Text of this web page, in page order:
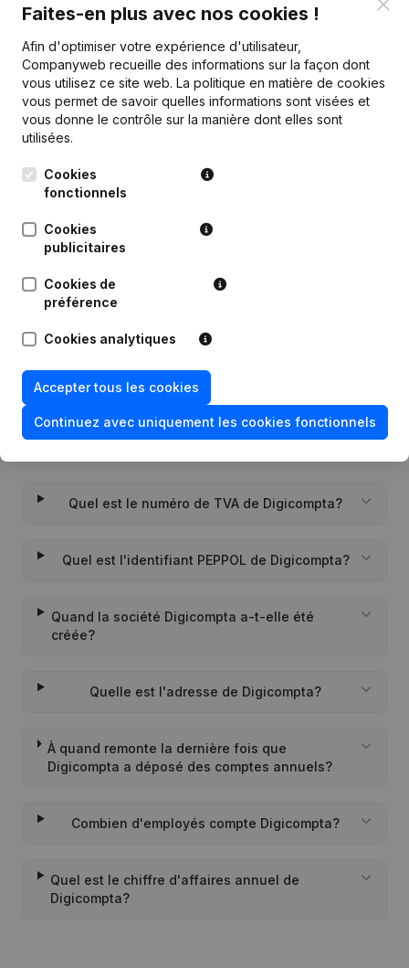
Capitaux propres €91 095 € 150 227 € 112 371
Marge brute € 128 274 €75 172 €80 992 €
Personnel 0,3 0,5
Succursale, etc...)
Quel est le numéro de TVA de Digicompta?
Quel est l'identifiant PEPPOL de Digicompta?
Quand la société Digicompta a-t-elle été
créée?
Quelle est l'adresse de Digicompta?
À quand remonte la dernière fois que
Digicompta a déposé des comptes annuels?
Combien d'employés compte Digicompta?
Quel est le chiffre d'affaires annuel de
Digicompta?
Faites-en plus avec nos cookies !
Afin d'optimiser votre expérience d'utilisateur,
Companyweb recueille des informations sur la façon dont
vous utilisez ce site web. La politique en matière de cookies
vous permet de savoir quelles informations sont visées et
vous donne le contrôle sur la manière dont elles sont
utilisées.
Cookies
fonctionnels
Cookies
publicitaires
Cookies de
préférence
Cookies analytiques
Accepter tous les cookies
Continuez avec uniquement les cookies fonctionnels